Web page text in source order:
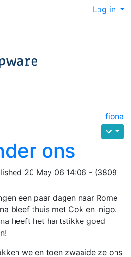
Log in
fiona
ons
20 May 06 14:06 - (3809
een paar dagen naar Rome
bleef thuis met Cok en Inigo.
heeft het hartstikke goed
we en toen zwaaide ze ons